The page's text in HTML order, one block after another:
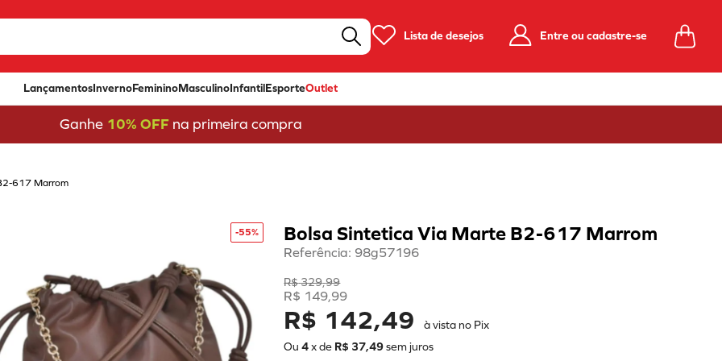
Lista de desejos Entre ou cadastre-se
LançamentosInvernoFemininoMasculinoInfantilEsporteOutlet
Ganhe 10% OFFna primeira compra
617 Marrom
-55% Bolsa Sintetica Via Marte B2-617 Marrom
Referência: 98g57196
R$329,99
R$ 149,99
R$ 142,49
à vista no Pix
Ou4x de R$ 37,49sem juros